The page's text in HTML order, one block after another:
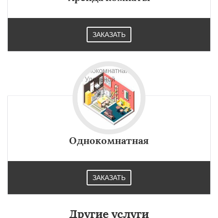
ЗАКАЗАТЬ
Однокомнатная
ЗАКАЗАТЬ
Другие услуги